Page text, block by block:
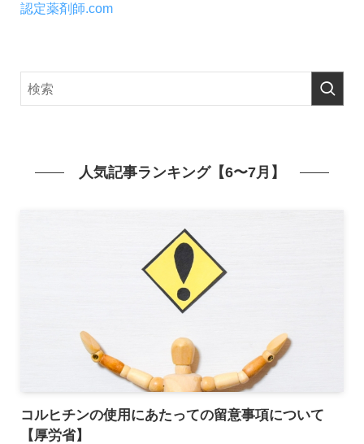
認定薬剤師.com
人気記事ランキング【6〜7月】
コルヒチンの使用にあたっての留意事項について
【厚労省】